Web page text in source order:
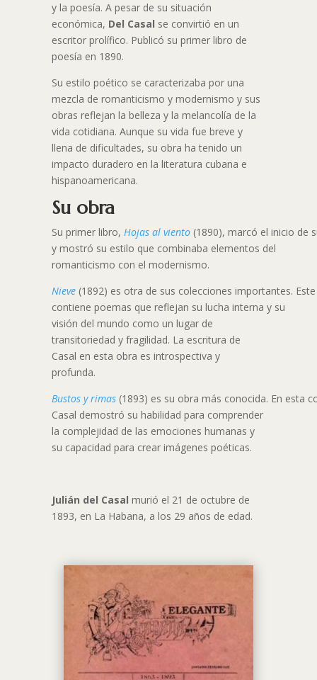
y la poesía. A pesar de su situación
económica, Del Casal se convirtió en un
escritor prolífico. Publicó su primer libro de
poesía en 1890.
Su estilo poético se caracterizaba por una
mezcla de romanticismo y modernismo y sus
obras reflejan la belleza y la melancolía de la
vida cotidiana. Aunque su vida fue breve y
llena de dificultades, su obra ha tenido un
impacto duradero en la literatura cubana e
hispanoamericana.
Su obra
Su primer libro, Hojas al viento(1890), marcó el inicio de
y mostró su estilo que combinaba elementos del
romanticismo con el modernismo.
Nieve (1892) es otra de sus colecciones importantes.
contiene poemas que reflejan su lucha interna y su
visión del mundo como un lugar de
transitoriedad y fragilidad. La escritura de
Casal en esta obra es introspectiva y
profunda.
Bustos y rimas(1893) es su obra más conocida. En esta
Casal demostró su habilidad para comprender
la complejidad de las emociones humanas y
su capacidad para crear imágenes poéticas.
Julián del Casal murió el 21 de octubre de
1893, en La Habana, a los 29 años de edad.